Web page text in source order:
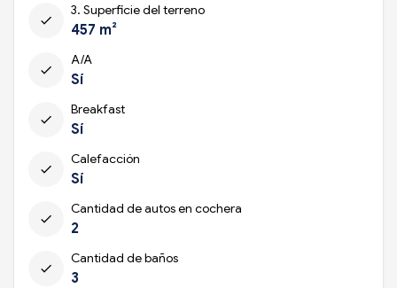
check
3. Superficie del terreno
457 m²
check
A/A
Sí
check
Breakfast
Sí
check
Calefacción
Sí
check
Cantidad de autos en cochera
2
check
Cantidad de baños
3